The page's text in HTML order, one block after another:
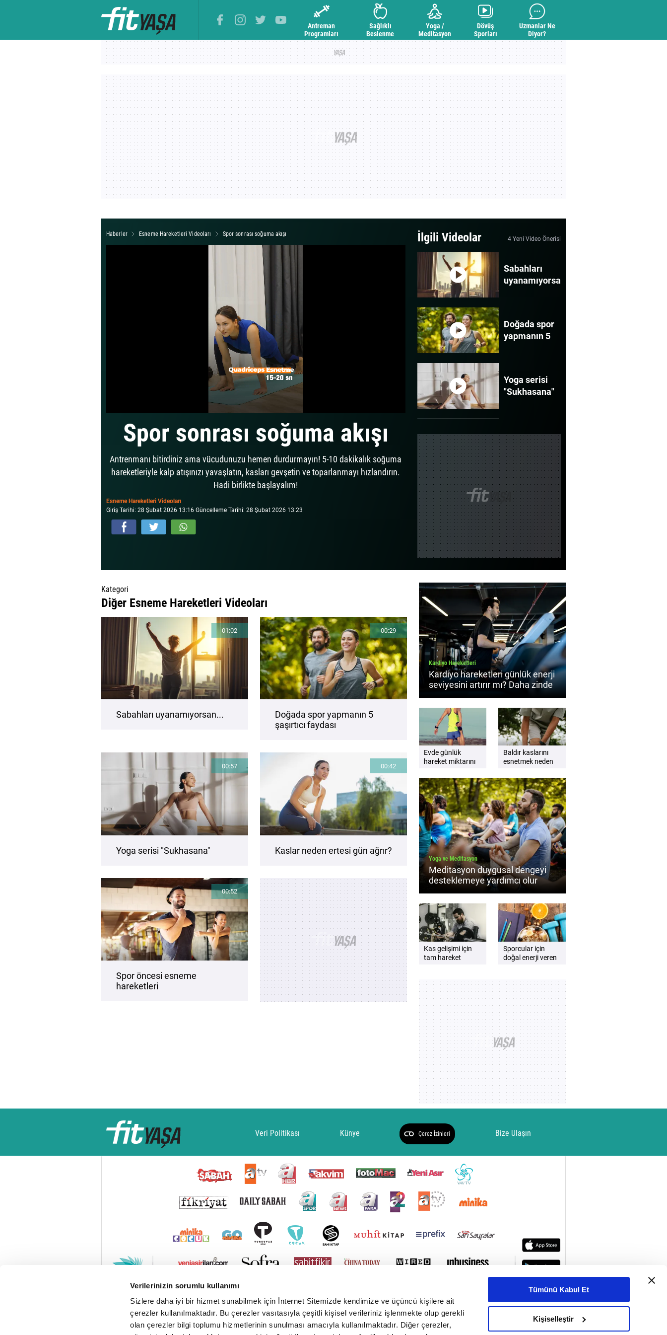
Verilerinizin sorumlu kullanımı
Sizlere daha iyi bir hizmet sunabilmek için İnternet Sitemizde kendimize ve üçüncü kişilere ait
çerezler kullanılmaktadır. Bu çerezler vasıtasıyla çeşitli kişisel verileriniz işlenmekte olup gerekli
olan çerezler bilgi toplumu hizmetlerinin sunulması amacıyla kullanılmaktadır. Diğer çerezler,
Tümünü Kabul Et
Kişiselleştir
Antreman
Programları
Sağlıklı
Beslenme
Yoga /
Meditasyon
Dövüş
Sporları
Uzmanlar Ne
Diyor?
Haberler Esneme Hareketleri Videoları Spor sonrası soğuma akışı
Spor sonrası soğuma akışı
Antrenmanı bitirdiniz ama vücudunuzu hemen durdurmayın! 5-10 dakikalık soğuma
hareketleriyle kalp atışınızı yavaşlatın, kasları gevşetin ve toparlanmayı hızlandırın.
Hadi birlikte başlayalım!
Esneme Hareketleri Videoları
Giriş Tarihi: 28 Şubat 2026 13:16 Güncelleme Tarihi: 28 Şubat 2026 13:23
İlgili Videolar 4 Yeni Video Önerisi
Sabahları
uyanamıyorsan...
Doğada spor
yapmanın 5
Yoga serisi
"Sukhasana"
Kaslar neden
ertesi gün
ağrır?
Kategori
Diğer Esneme Hareketleri Videoları
01:02
Sabahları uyanamıyorsan...
00:29
Doğada spor yapmanın 5
şaşırtıcı faydası
00:57
Yoga serisi "Sukhasana"
00:42
Kaslar neden ertesi gün ağrır?
00:52
Spor öncesi esneme
hareketleri
Kardiyo Hareketleri
Kardiyo hareketleri günlük enerji
seviyesini artırır mı? Daha zinde
hissetmek için kardiyo önerileri
Evde günlük
hareket miktarını
yolları nelerdir?
Baldır kaslarını
esnetmek neden
ve güçlü bacaklar
için ipuçları
Yoga ve Meditasyon
Meditasyon duygusal dengeyi
desteklemeye yardımcı olur
mu? Düzenli meditasyonun
zihinsel iyi oluşa katkıları
Kas gelişimi için
tam hareket
Sporcular için
doğal enerji veren
destekleyen besin
önerileri
Veri Politikası Künye Çerez İzinleri Bize Ulaşın